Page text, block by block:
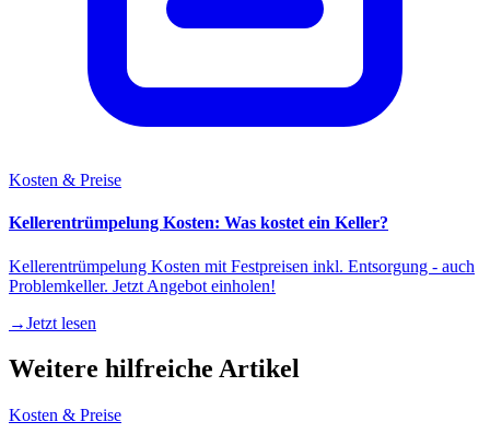
Kosten & Preise
Kellerentrümpelung Kosten: Was kostet ein Keller?
Kellerentrümpelung Kosten mit Festpreisen inkl. Entsorgung - auch
Problemkeller. Jetzt Angebot einholen!
→Jetzt lesen
Weitere hilfreiche Artikel
Kosten & Preise